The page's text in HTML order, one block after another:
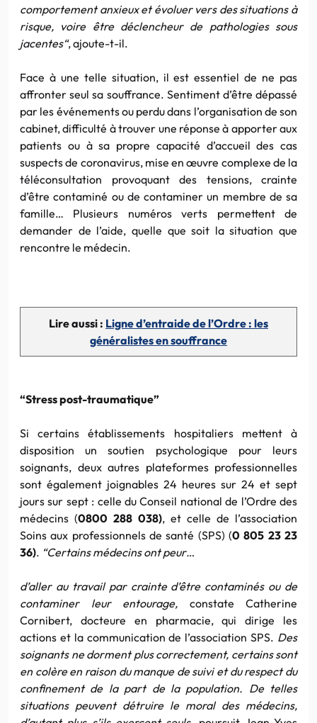
comportement anxieux et évoluer vers des situations à
risque, voire être déclencheur de pathologies sous
jacentes“, ajoute-t-il.
Face à une telle situation, il est essentiel de ne pas
affronter seul sa souffrance. Sentiment d’être dépassé
par les événements ou perdu dans l’organisation de son
cabinet, difficulté à trouver une réponse à apporter aux
patients ou à sa propre capacité d’accueil des cas
suspects de coronavirus, mise en œuvre complexe de la
téléconsultation provoquant des tensions, crainte
d’être contaminé ou de contaminer un membre de sa
famille… Plusieurs numéros verts permettent de
demander de l’aide, quelle que soit la situation que
rencontre le médecin.
Lire aussi : Ligne d’entraide de l’Ordre : les
généralistes en souffrance
“Stress post-traumatique”
Si certains établissements hospitaliers mettent à
disposition un soutien psychologique pour leurs
soignants, deux autres plateformes professionnelles
sont également joignables 24 heures sur 24 et sept
jours sur sept : celle du Conseil national de l’Ordre des
médecins (0800 288 038), et celle de l’association
Soins aux professionnels de santé (SPS) (0 805 23 23
36). “Certains médecins ont peur…
d’aller au travail par crainte d’être contaminés ou de
contaminer leur entourage, constate Catherine
Cornibert, docteure en pharmacie, qui dirige les
actions et la communication de l’association SPS. Des
soignants ne dorment plus correctement, certains sont
en colère en raison du manque de suivi et du respect du
confinement de la part de la population. De telles
situations peuvent détruire le moral des médecins,